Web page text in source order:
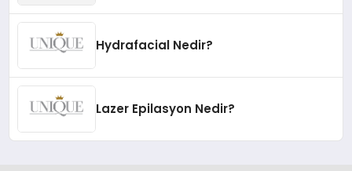
Hydrafacial Nedir?
Lazer Epilasyon Nedir?